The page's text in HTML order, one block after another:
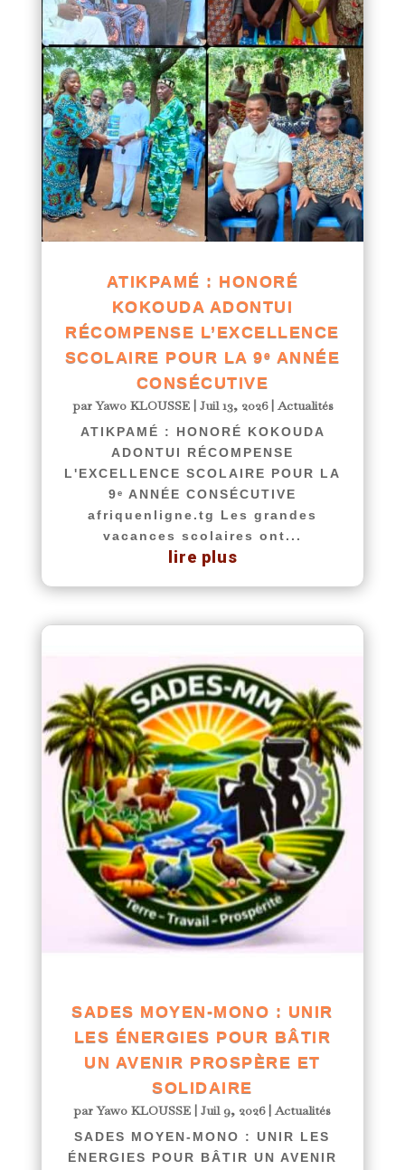
ATIKPAMÉ : HONORÉ
KOKOUDA ADONTUI
RÉCOMPENSE L’EXCELLENCE
SCOLAIRE POUR LA 9ᵉ ANNÉE
CONSÉCUTIVE
parYawo KLOUSSE| Juil 13, 2026|Actualités
ATIKPAMÉ : HONORÉ KOKOUDA
ADONTUI RÉCOMPENSE
L'EXCELLENCE SCOLAIRE POUR LA
9ᵉ ANNÉE CONSÉCUTIVE
afriquenligne.tg Les grandes
vacances scolaires ont...
lire plus
SADES MOYEN-MONO : UNIR
LES ÉNERGIES POUR BÂTIR
UN AVENIR PROSPÈRE ET
SOLIDAIRE
parYawo KLOUSSE |Juil 9, 2026|Actualités
SADES MOYEN-MONO : UNIR LES
ÉNERGIES POUR BÂTIR UN AVENIR